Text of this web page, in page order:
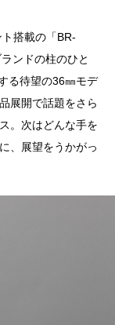
搭載の「BR-
ンドの柱のひと
る待望の36㎜モデ
展開で話題をさら
。次はどんな手を
、展望をうかがっ